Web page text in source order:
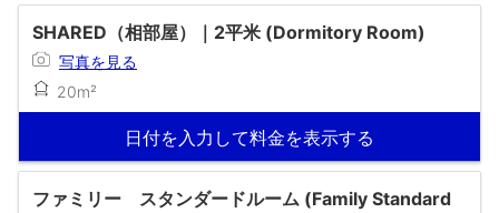
SHARED（相部屋）｜2平米 (Dormitory Room)
写真を見る
20m²
日付を入力して料金を表示する
ファミリー スタンダードルーム (Family Standard